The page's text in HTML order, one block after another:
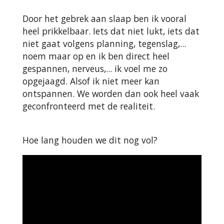
Door het gebrek aan slaap ben ik vooral
heel prikkelbaar. Iets dat niet lukt, iets dat
niet gaat volgens planning, tegenslag,...
noem maar op en ik ben direct heel
gespannen, nerveus,... ik voel me zo
opgejaagd. Alsof ik niet meer kan
ontspannen. We worden dan ook heel vaak
geconfronteerd met de realiteit.
Hoe lang houden we dit nog vol?